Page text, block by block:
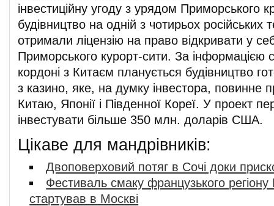
інвестиційну угоду з урядом Приморського
будівництво на одній з чотирьох російських
отримали ліцензію на право відкривати у
Приморського курорт-сити. За інформацією
кордоні з Китаєм планується будівництво
з казино, яке, на думку інвестора, повинне
Китаю, Японії і Південної Кореї. У проект
інвестувати більше 350 млн. доларів США.
Цікаве для мандрівників:
Двоповерховий потяг в Сочі доки
Фестиваль смаку французького
стартував в Москві